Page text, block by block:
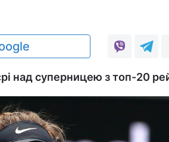
над суперницею з топ-20